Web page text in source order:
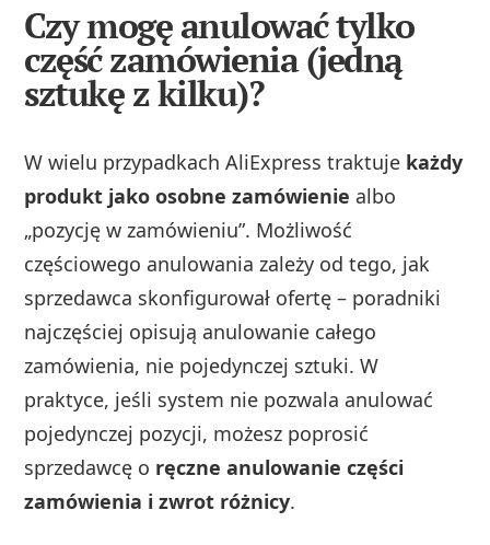
Czy mogę anulować tylko
część zamówienia (jedną
sztukę z kilku)?
W wielu przypadkach AliExpress traktuje każdy
produkt jako osobne zamówienie albo
„pozycję w zamówieniu”. Możliwość
częściowego anulowania zależy od tego, jak
sprzedawca skonfigurował ofertę – poradniki
najczęściej opisują anulowanie całego
zamówienia, nie pojedynczej sztuki. W
praktyce, jeśli system nie pozwala anulować
pojedynczej pozycji, możesz poprosić
sprzedawcę o ręczne anulowanie części
zamówienia i zwrot różnicy.